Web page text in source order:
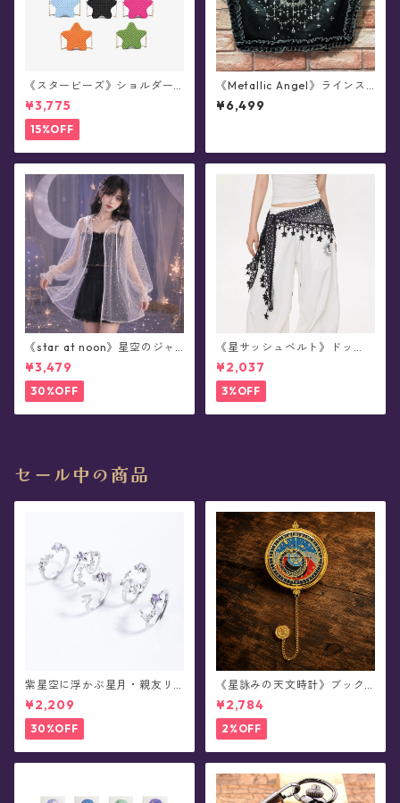
《スタービーズ》ショルダー
バッグ(全13色)
¥3,775
15%OFF
《Metallic Angel》ラインス
トーン付き・つけ襟(全3色)
¥6,499
《star at noon》星空のジャ
ンパー ラメ・シアー・フーデ
ィ(全2色)
¥3,479
30%OFF
《星サッシュベルト》ドッ
ト・レース・ヒップスカーフ
(全2色)
¥2,037
3%OFF
セール中の商品
紫星空に浮かぶ星月・親友リ
ング
¥2,209
30%OFF
《星詠みの天文時計》ブック
マーカー(全3種)
¥2,784
2%OFF